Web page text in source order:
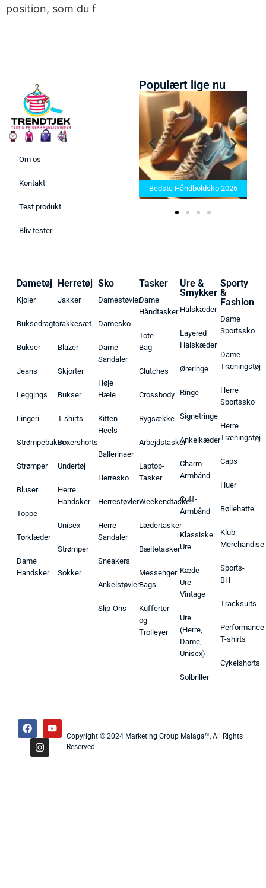
position, som du f
Om os
Kontakt
Test produkt
Bliv tester
Populært lige nu
Bedste Saunatæppe 2025 –
Find de bedste produkter her!
Bedste Håndboldsko 2026
Dametøj
Kjoler
Buksedragter
Bukser
Jeans
Leggings
Lingeri
Strømpebukser
Strømper
Bluser
Toppe
Tørklæder
Dame
Handsker
Herretøj
Jakker
Jakkesæt
Blazer
Skjorter
Bukser
T-shirts
Boxershorts
Undertøj
Herre
Handsker
Unisex
Strømper
Sokker
Sko
Damestøvler
Damesko
Dame
Sandaler
Høje
Hæle
Kitten
Heels
Ballerinaer
Herresko
Herrestøvler
Herre
Sandaler
Sneakers
Ankelstøvler
Slip-Ons
Tasker
Dame
Håndtasker
Tote
Bag
Clutches
Crossbody
Rygsække
Arbejdstasker
Laptop-
Tasker
Weekendtasker
Lædertasker
Bæltetasker
Messenger
Bags
Kufferter
og
Trolleyer
Ure &
Smykker
Halskæder
Layered
Halskæder
Øreringe
Ringe
Signetringe
Ankelkæder
Charm-
Armbånd
Cuff-
Armbånd
Klassiske
Ure
Kæde-
Ure-
Vintage
Ure
(Herre,
Dame,
Unisex)
Solbriller
Sporty
&
Fashion
Dame
Sportssko
Dame
Træningstøj
Herre
Sportssko
Herre
Træningstøj
Caps
Huer
Bøllehatte
Klub
Merchandise
Sports-
BH
Tracksuits
Performance
T-shirts
Cykelshorts
Copyright © 2024 Marketing Group Malaga™, All Rights
Reserved